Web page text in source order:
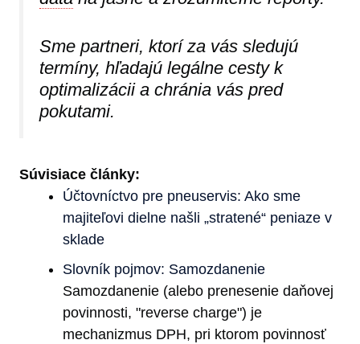
Sme partneri, ktorí za vás sledujú
termíny, hľadajú legálne cesty k
optimalizácii a chránia vás pred
pokutami.
Súvisiace články:
Účtovníctvo pre pneuservis: Ako sme
majiteľovi dielne našli „stratené“ peniaze v
sklade
Slovník pojmov: Samozdanenie
Samozdanenie (alebo prenesenie daňovej
povinnosti, "reverse charge") je
mechanizmus DPH, pri ktorom povinnosť